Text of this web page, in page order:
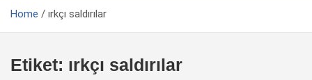
Home ırkçı saldırılar
Etiket: ırkçı saldırılar